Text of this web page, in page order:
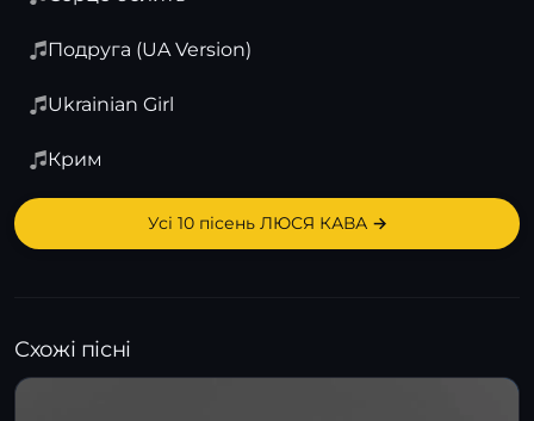
Подруга (UA Version)
Ukrainian Girl
Крим
Усі 10 пісень ЛЮСЯ КАВА →
Схожі пісні